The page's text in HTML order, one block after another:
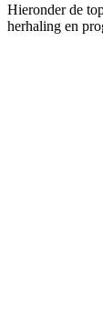
Hieronder de
herhaling en